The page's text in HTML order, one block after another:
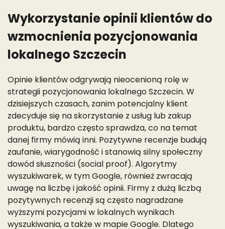
Wykorzystanie opinii klientów do
wzmocnienia pozycjonowania
lokalnego Szczecin
Opinie klientów odgrywają nieocenioną rolę w
strategii pozycjonowania lokalnego Szczecin. W
dzisiejszych czasach, zanim potencjalny klient
zdecyduje się na skorzystanie z usług lub zakup
produktu, bardzo często sprawdza, co na temat
danej firmy mówią inni. Pozytywne recenzje budują
zaufanie, wiarygodność i stanowią silny społeczny
dowód słuszności (social proof). Algorytmy
wyszukiwarek, w tym Google, również zwracają
uwagę na liczbę i jakość opinii. Firmy z dużą liczbą
pozytywnych recenzji są często nagradzane
wyższymi pozycjami w lokalnych wynikach
wyszukiwania, a także w mapie Google. Dlatego